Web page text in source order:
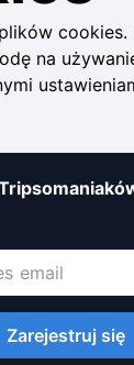
cookies.
na
Zarejestruj się